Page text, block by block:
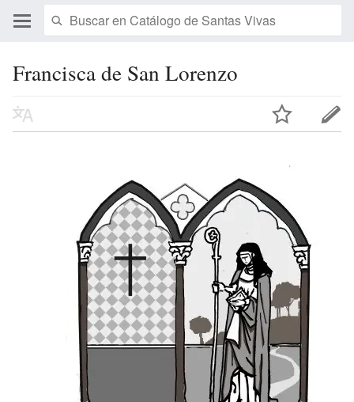
Francisca de San Lorenzo